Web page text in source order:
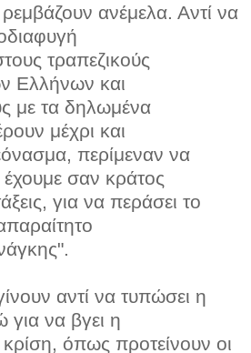
ανέμελα. Αντί να
τραπεζικούς
Ελλήνων και
με τα δηλωμένα
μέχρι και
περίμεναν να
σαν κράτος
για να περάσει το
αντί να τυπώσει η
να βγει η
όπως προτείνουν οι